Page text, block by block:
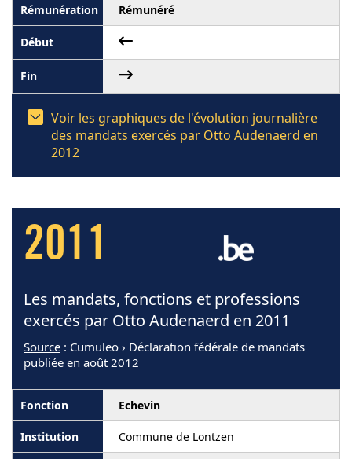
Rémunéré
Voir les graphiques de l'évolution journalière
des mandats exercés par Otto Audenaerd en
2012
2011
Les mandats, fonctions et professions
exercés par Otto Audenaerd en 2011
Source : Cumuleo › Déclaration fédérale de mandats
publiée en août 2012
Echevin
Commune de Lontzen